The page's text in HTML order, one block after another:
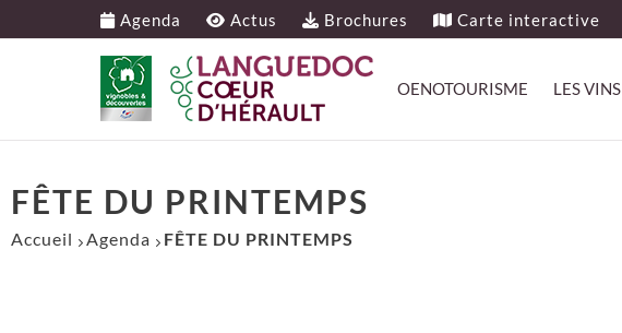
FÊTE DU PRINTEMPS
Accueil Agenda FÊTE DU PRINTEMPS
Agenda Actus Brochures Carte interactive
OENOTOURISME LES VINS